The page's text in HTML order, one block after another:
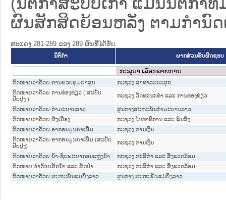
(ນິຕິກໍາສະບັບເກົ່າ ແມ່ນນິຕິກໍາ
ຜົນສັກສິດຍ້ອນຫລັງ ຕາມກໍານົດ
ສະແດງ 281-289 ຂອງ 289 ຜົນທີ່ໄດ້ຮັບ.
ນິຕິກໍາ ພາກສ່ວນຮັບຜິດຊອບ
ກົດໝາຍວ່າດ້ວຍ ການຄວບຄຸມຢາສູບ
ກະຊວງ ສາທາລະນະສຸກ
ກົດໝາຍວ່າດ້ວຍ ການທ່ອງທ່ຽວ ( ສະບັບ
ປັບປຸງ )
ກະຊວງ ວັດທະນະທຳ ແລະ ການທ່ອງທ່ຽວ
ກົດໝາຍວ່າດ້ວຍ ກຳມະບານລາວ
ສູນກາງສະຫະພັນກຳມະບານລາວ
ກົດ​ໝາຍ​ວ່າ​ດ້ວຍ ຜັງເມືອງ
ກະຊວງ ໂຍທາທິການ ແລະ ຂົນສົ່ງ
ກົດໝາຍວ່າດ້ວຍ ອາກອນມູນຄ່າເພີ່ມ
ກະຊວງ ການເງິນ
ກົດໝາຍວ່າດ້ວຍ ອາກອນມູນຄ່າເພີ່ມ (ສະບັບ
ປັບປຸງ)
ກະຊວງ ການເງິນ
ກົດໝາຍວ່າດ້ວຍ ນ້ຳ-ຊັບພະຍາກອນແຫຼ່ງນ້ຳ
ກະຊວງ ກະສິກຳ ແລະ ສິ່ງແວດລ້ອມ
ກົດໝາຍ ວ່າດ້ວຍສັດນ້ຳ ແລະ ສັດປ່າ
ກະຊວງ ກະສິກຳ ແລະ ສິ່ງແວດລ້ອມ
ກົດໝາຍວ່າດ້ວຍ ສະຫະພັນແມ່ຍິງລາວ
ສູນກາງ ສະຫະພັນແມ່ຍິງລາວ